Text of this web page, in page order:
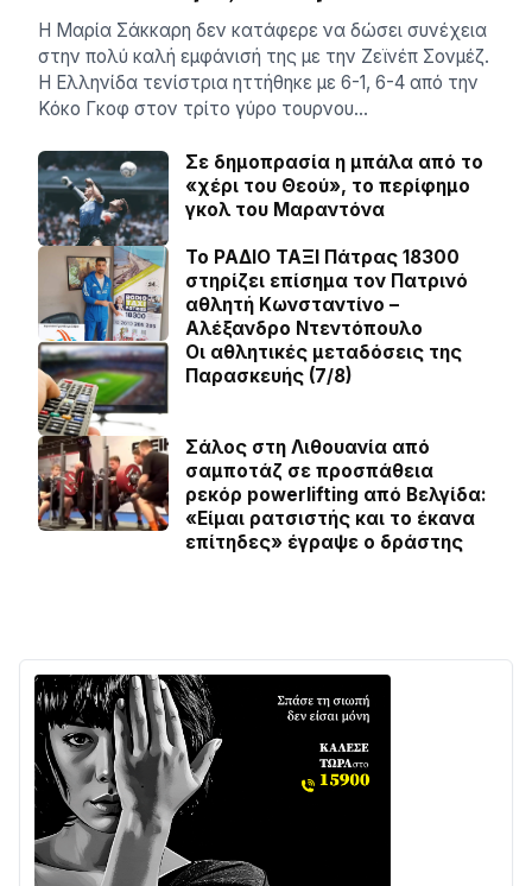
Η Μαρία Σάκκαρη δεν κατάφερε να δώσει συνέχεια
στην πολύ καλή εμφάνισή της με την Ζεϊνέπ Σονμέζ.
Η Ελληνίδα τενίστρια ηττήθηκε με 6-1, 6-4 από την
Κόκο Γκοφ στον τρίτο γύρο τουρνου…
Σε δημοπρασία η μπάλα από το
«χέρι του Θεού», το περίφημο
γκολ του Μαραντόνα
Το ΡΑΔΙΟ ΤΑΞΙ Πάτρας 18300
στηρίζει επίσημα τον Πατρινό
αθλητή Κωνσταντίνο –
Αλέξανδρο Ντεντόπουλο
Οι αθλητικές μεταδόσεις της
Παρασκευής (7/8)
Σάλος στη Λιθουανία από
σαμποτάζ σε προσπάθεια
ρεκόρ powerlifting από Βελγίδα:
«Είμαι ρατσιστής και το έκανα
επίτηδες» έγραψε ο δράστης